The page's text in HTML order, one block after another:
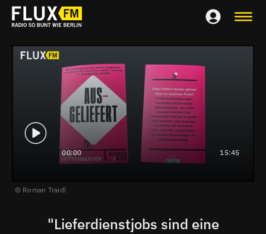
00:00 15:45
Roman Traidl
"Lieferdienstjobs sind eine